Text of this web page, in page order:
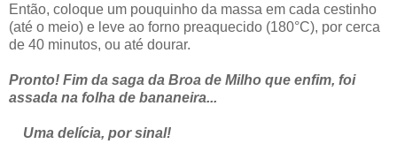
Então, coloque um pouquinho da massa em cada cestinho
(até o meio) e leve ao forno preaquecido (180°C), por cerca
de 40 minutos, ou até dourar.
Pronto! Fim da saga da Broa de Milho que enfim, foi
assada na folha de bananeira...
Uma delícia, por sinal!